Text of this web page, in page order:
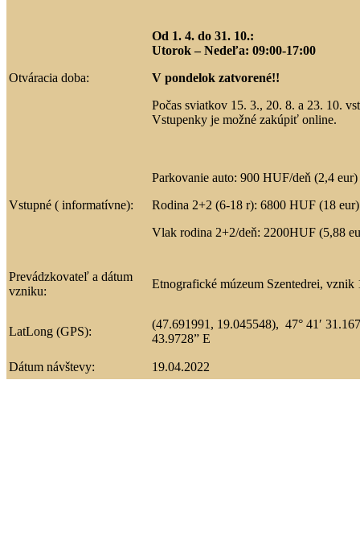
Otváracia doba:
Od 1. 4. do 31. 10.:
Utorok – Nedeľa: 09:00-17:00
V pondelok zatvorené!!
Počas sviatkov 15. 3., 20. 8. a 23. 10.
Vstupenky je možné zakúpiť online.
Vstupné ( informatívne):
Parkovanie auto: 900 HUF/deň (2,4 eur)
Rodina 2+2 (6-18 r): 6800 HUF (18 eur)
Vlak rodina 2+2/deň: 2200HUF (5,88
Prevádzkovateľ a dátum
vzniku:
Etnografické múzeum Szentedrei, vznik
LatLong (GPS):
(47.691991, 19.045548), 47° 41′
43.9728” E
Dátum návštevy: 19.04.2022